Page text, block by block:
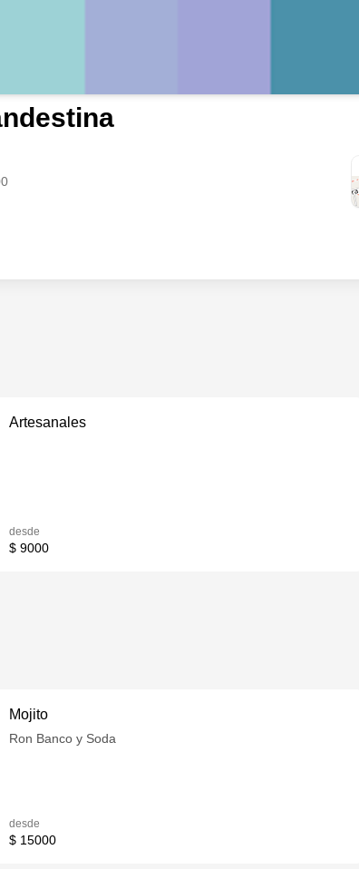
Artesanales
desde
$ 9000
Mojito
Ron Banco y Soda
desde
$ 15000